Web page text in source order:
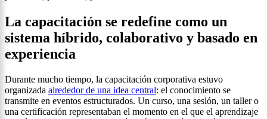
La capacitación se redefine como un
sistema híbrido, colaborativo y basado en
experiencia
Durante mucho tiempo, la capacitación corporativa estuvo
organizada alrededor de una idea central: el conocimiento se
transmite en eventos estructurados. Un curso, una sesión, un taller o
una certificación representaban el momento en el que el aprendizaje